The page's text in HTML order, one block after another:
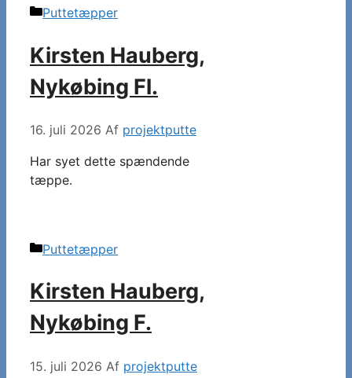
Kategorier
Puttetæpper
Kirsten Hauberg,
Nykøbing Fl.
16. juli 2026 Af projektputte
Har syet dette spændende
tæppe.
Kategorier
Puttetæpper
Kirsten Hauberg,
Nykøbing F.
15. juli 2026 Af projektputte